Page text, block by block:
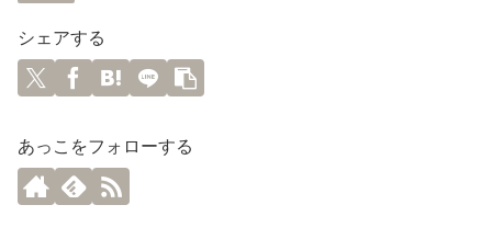
シェアする
あっこをフォローする